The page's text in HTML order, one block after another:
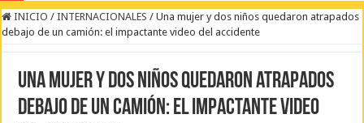
INICIO / INTERNACIONALES / Una mujer y dos niños quedaron atrapados
debajo de un camión: el impactante video del accidente
Una mujer y dos niños quedaron atrapados
debajo de un camión: el impactante video